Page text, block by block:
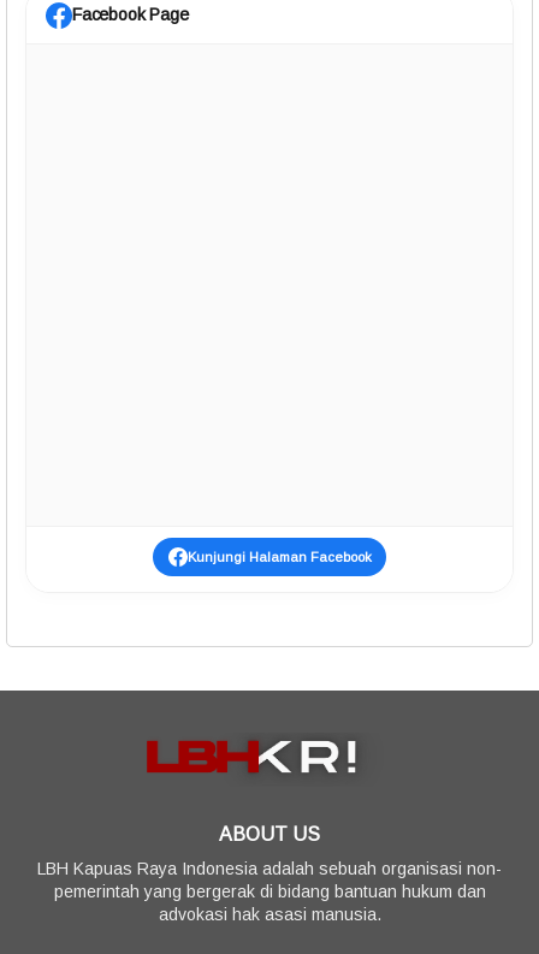
Facebook Page
Kunjungi Halaman Facebook
ABOUT US
LBH Kapuas Raya Indonesia adalah sebuah organisasi non-
pemerintah yang bergerak di bidang bantuan hukum dan
advokasi hak asasi manusia.